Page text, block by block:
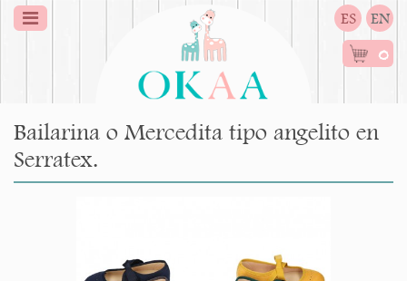
ES EN
0
Bailarina o Mercedita tipo angelito en
Serratex.